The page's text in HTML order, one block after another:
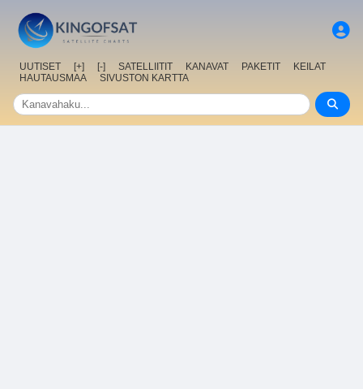
UUTISET [+] [-] SATELLIITIT KANAVAT PAKETIT
KEILAT
HAUTAUSMAA
SIVUSTON KARTTA